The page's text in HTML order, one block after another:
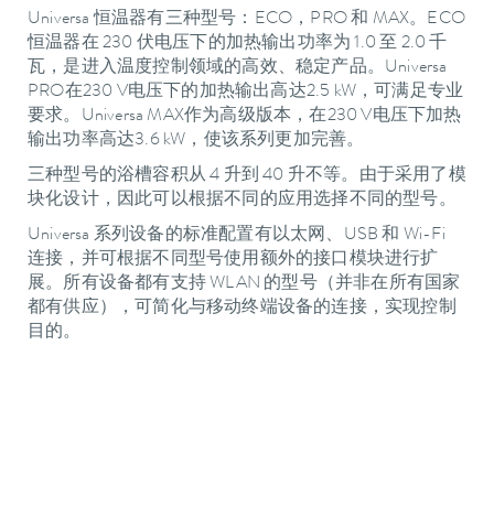
Universa 恒温器有三种型号：ECO，PRO 和 MAX。ECO
恒温器在 230 伏电压下的加热输出功率为 1.0 至 2.0 千
瓦，是进入温度控制领域的高效、稳定产品。Universa
PRO在230 V电压下的加热输出高达2.5 kW，可满足专业
要求。Universa MAX作为高级版本，在230 V电压下加热
输出功率高达3.6 kW，使该系列更加完善。
三种型号的浴槽容积从 4 升到 40 升不等。由于采用了模
块化设计，因此可以根据不同的应用选择不同的型号。
Universa 系列设备的标准配置有以太网、USB 和 Wi-Fi
连接，并可根据不同型号使用额外的接口模块进行扩
展。所有设备都有支持 WLAN 的型号（并非在所有国家
都有供应），可简化与移动终端设备的连接，实现控制
目的。